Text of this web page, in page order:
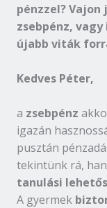
pénzzel?
zsebpénz, vagy
újabb viták
Kedves Péter,
a zsebpénz
igazán
pusztán
tekintünk rá,
tanulási
A gyermek